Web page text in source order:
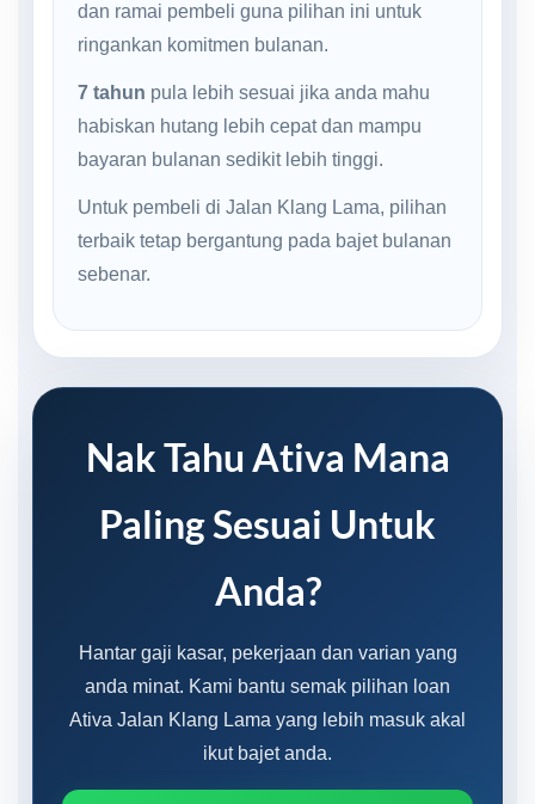
dan ramai pembeli guna pilihan ini untuk
ringankan komitmen bulanan.
7 tahun pula lebih sesuai jika anda mahu
habiskan hutang lebih cepat dan mampu
bayaran bulanan sedikit lebih tinggi.
Untuk pembeli di Jalan Klang Lama, pilihan
terbaik tetap bergantung pada bajet bulanan
sebenar.
Nak Tahu Ativa Mana
Paling Sesuai Untuk
Anda?
Hantar gaji kasar, pekerjaan dan varian yang
anda minat. Kami bantu semak pilihan loan
Ativa Jalan Klang Lama yang lebih masuk akal
ikut bajet anda.